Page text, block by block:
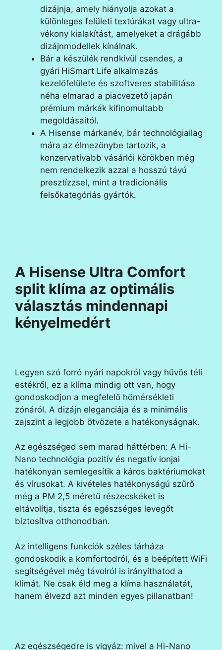
dizájnja, amely hiányolja azokat a
különleges felületi textúrákat vagy ultra-
vékony kialakítást, amelyeket a drágább
dizájnmodellek kínálnak.
Bár a készülék rendkívül csendes, a
gyári HiSmart Life alkalmazás
kezelőfelülete és szoftveres stabilitása
néha elmarad a piacvezető japán
prémium márkák kifinomultabb
megoldásaitól.
A Hisense márkanév, bár technológiailag
mára az élmezőnybe tartozik, a
konzervatívabb vásárlói körökben még
nem rendelkezik azzal a hosszú távú
presztízzsel, mint a tradicionális
felsőkategóriás gyártók.
A Hisense Ultra Comfort
split klíma az optimális
választás mindennapi
kényelmedért
Legyen szó forró nyári napokról vagy hűvös téli
estékről, ez a klíma mindig ott van, hogy
gondoskodjon a megfelelő hőmérsékleti
zónáról. A dizájn eleganciája és a minimális
zajszint a legjobb ötvözete a hatékonyságnak.
Az egészséged sem marad háttérben: A Hi-
Nano technológia pozitív és negatív ionjai
hatékonyan semlegesítik a káros baktériumokat
és vírusokat. A kivételes hatékonyságú szűrő
még a PM 2,5 méretű részecskéket is
eltávolítja, tiszta és egészséges levegőt
biztosítva otthonodban.
Az intelligens funkciók széles tárháza
gondoskodik a komfortodról, és a beépített WiFi
segítségével még távolról is irányíthatod a
klímát. Ne csak éld meg a klíma használatát,
hanem élvezd azt minden egyes pillanatban!
Az egészségedre is vigyáz: mivel a Hi-Nano